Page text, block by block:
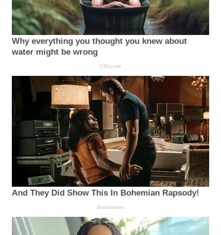
Why everything you thought you knew about
water might be wrong
CTA Love
And They Did Show This In Bohemian Rapsody!
Brainberries